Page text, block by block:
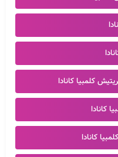
کلمبیا کانادا
کانادا
کانادا